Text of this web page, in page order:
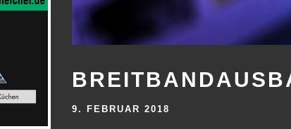
9. FEBRUAR 2018